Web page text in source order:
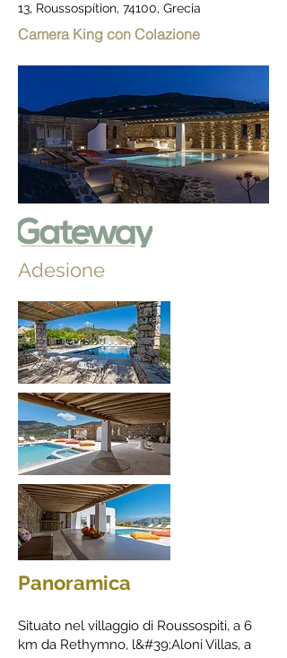
13, Roussospítion, 74100, Grecia
Camera King con Colazione
Adesione
Panoramica
Situato nel villaggio di Roussospiti, a 6
km da Rethymno, l&#39;Aloni Villas, a